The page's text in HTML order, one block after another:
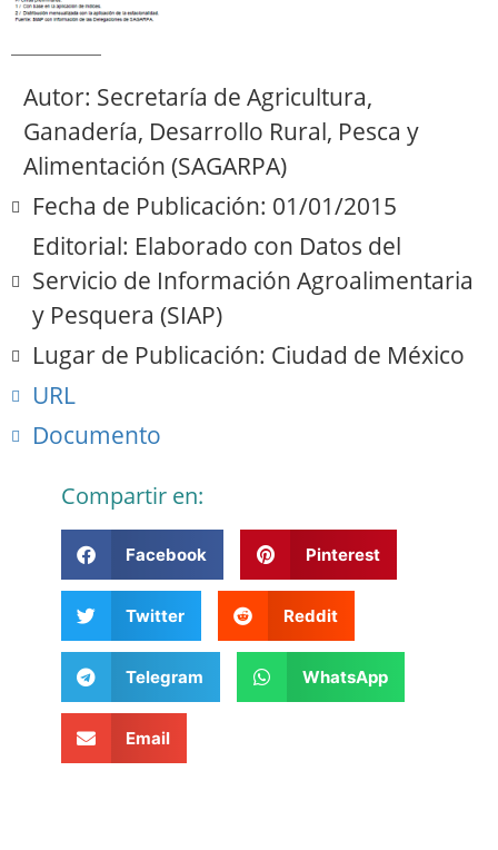
Autor: Secretaría de Agricultura,
Ganadería, Desarrollo Rural, Pesca y
Alimentación (SAGARPA)
Fecha de Publicación: 01/01/2015
Editorial: Elaborado con Datos del
Servicio de Información Agroalimentaria
y Pesquera (SIAP)
Lugar de Publicación: Ciudad de México
URL
Documento
Compartir en:
Facebook Pinterest
Twitter Reddit
Telegram WhatsApp
Email